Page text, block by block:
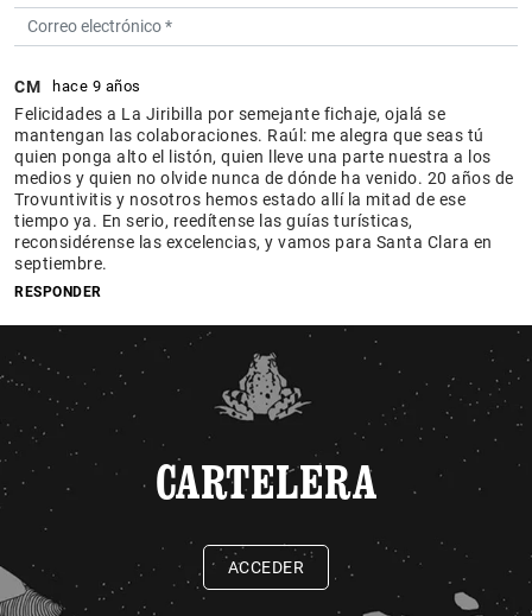
CM hace 9 años
Felicidades a La Jiribilla por semejante fichaje, ojalá se
mantengan las colaboraciones. Raúl: me alegra que seas tú
quien ponga alto el listón, quien lleve una parte nuestra a los
medios y quien no olvide nunca de dónde ha venido. 20 años de
Trovuntivitis y nosotros hemos estado allí la mitad de ese
tiempo ya. En serio, reedítense las guías turísticas,
reconsidérense las excelencias, y vamos para Santa Clara en
septiembre.
RESPONDER
CARTELERA
ACCEDER